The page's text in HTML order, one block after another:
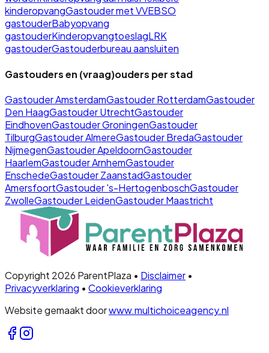
kinderopvangGastouder met VVEBSO
gastouderBabyopvang
gastouderKinderopvangtoeslagLRK
gastouderGastouderbureau aansluiten
Gastouders en (vraag)ouders per stad
GastouderAmsterdamGastouderRotterdamGastouder
Den HaagGastouderUtrechtGastouder
EindhovenGastouderGroningenGastouder
TilburgGastouderAlmereGastouderBredaGastouder
NijmegenGastouderApeldoornGastouder
HaarlemGastouderArnhemGastouder
EnschedeGastouderZaanstadGastouder
AmersfoortGastouder's-HertogenboschGastouder
ZwolleGastouderLeidenGastouderMaastricht
Copyright 2026 ParentPlaza • Disclaimer •
Privacyverklaring • Cookieverklaring
Website gemaakt doorwww.multichoiceagency.nl